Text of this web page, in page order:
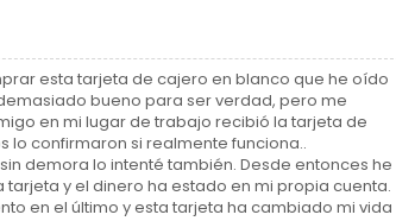
esta tarjeta de cajero en blanco que he oído
bueno para ser verdad, pero me
en mi lugar de trabajo recibió la tarjeta de
lo confirmaron si realmente funciona..
demora lo intenté también. Desde entonces he
tarjeta y el dinero ha estado en mi propia cuenta.
en el último y esta tarjeta ha cambiado mi vida